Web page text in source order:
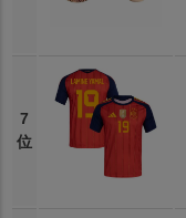
7
位